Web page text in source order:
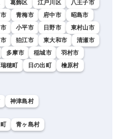
葛飾区 江戸川区
八王子市
青梅市 府中市
昭島市
小平市 日野市
東村山市
狛江市 東大和市
清瀬市
多摩市 稲城市
羽村市
瑞穂町 日の出町
檜原村
神津島村
青ヶ島村